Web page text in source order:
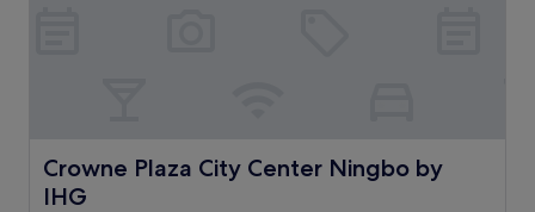
Crowne Plaza City Center Ningbo by
IHG
Crowne Plaza City Center Ningbo by IHG